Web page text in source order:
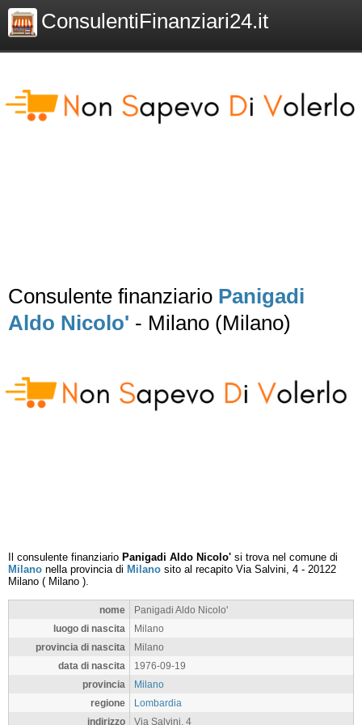
ConsulentiFinanziari24.it
Consulente finanziario Panigadi
Aldo Nicolo' - Milano (Milano)
Il consulente finanziario Panigadi Aldo Nicolo' si trova nel comune di
Milano nella provincia di Milano sito al recapito Via Salvini, 4 - 20122
Milano ( Milano ).
nome
Panigadi Aldo Nicolo'
luogo di nascita
Milano
provincia di nascita
Milano
data di nascita
1976-09-19
provincia
Milano
regione
Lombardia
indirizzo
Via Salvini, 4